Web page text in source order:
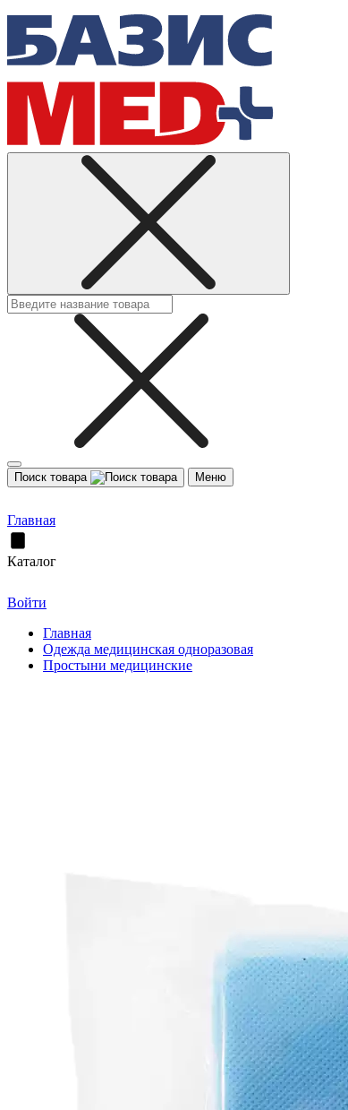
Поиск товара Меню
Главная
Каталог
Войти
Главная
Одежда медицинская одноразовая
Простыни медицинские